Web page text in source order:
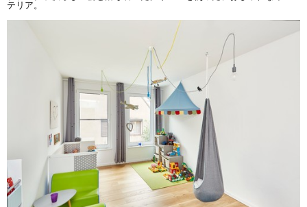
テリア。